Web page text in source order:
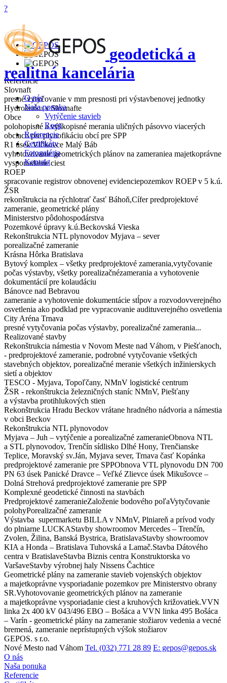
?
geodetická a
realitná kancelária
O nás
Naša ponuka
Vytýčenie stavieb
Roep
Referencie
Certifikáty
Fotogaléria
Kontakt
Referencie
Slovnaft
presné vytyčovanie v mm presnosti pri výstavbenovej jednotky
Hydrokraku v Slovnafte
Obce
polohopisné a výškopisné merania uličných pásovvo viacerých
obciach pre plynofikáciu obcí pre SPP
R1 úsek Vlčkovce Malý Báb
vyhotovovanie geometrických plánov na zameraniea majetkoprávne
vysporiadanie ciest
ROEP
spracovanie registrov obnovenej evidenciepozemkov ROEP v 5 k.ú.
ŽSR
rekonštrukcia na rýchlotrať časť Báhoň,Cífer predprojektové
zameranie, geometrické plány
Ministerstvo pôdohospodárstva
Pozemkové úpravy k.ú.Beckovská Vieska
Rekonštrukcia NTL plynovodov Myjava – sever
porealizačné zameranie
Krásna Hôrka Bratislava
Bytový komplex – všetky predprojektové zamerania,vytyčovanie
počas výstavby, všetky porealizačnézamerania a vyhotovenie
dokumentácií pre kolaudáciu
Bánovce nad Bebravou
zameranie a vyhotovenie dokumentácie stĺpov a rozvodovverejného
osvetlenia ako podklad pre vypracovanie audituverejného osvetlenia
City Aréna Trnava
presné vytyčovania počas výstavby, porealizačné zamerania...
Realizované stavby
Rekonštrukcia námestia v Novom Meste nad Váhom, v Piešťanoch,
- predprojektové zameranie, podrobné vytyčovanie všetkých
stavebných objektov, porealizačné meranie všetkých inžinierskych
sietí a objektov
TESCO - Myjava, Topoľčany, NMnV logistické centrum
ŽSR - rekonštrukcia železničných staníc NMnV, Piešťany
a výstavba protihlukových stien
Rekonštrukcia Hradu Beckov vrátane hradného nádvoria a námestia
v obci Beckov
Rekonštrukcia NTL plynovodov
Myjava – Juh – vytýčenie a porealizačné zameranieObnova NTL
a STL plynovodov, Trenčín sídlisko Dlhé Hony, Trenčianske
Teplice, Moravský sv.Ján, Myjava sever, Trnava časť Kopánka
predprojektové zameranie pre SPPObnova VTL plynovodu DN 700
PN 63 úsek Panické Dravce – Veľké Zlievce úsek Mikušovce –
Dolná Strehová predprojektové zameranie pre SPP
Komplexné geodetické činnosti na stavbách
Predprojektové zameranieZaloženie bodového poľaVytyčovanie
polohyPorealizačné zameranie
Výstavba supermarketu BILLA v NMnV, Plniareň a prívod vody
do plniarne LUCKAStavby showroomov Mercedes – Trenčín,
Zvolen, Žilina, Banská Bystrica, BratislavaStavby showroomov
KIA a Honda – Bratislava Tuhovská a Lamač.Stavba Dátového
centra v BratislaveStavba Biznis centra Konstruktorska vo
VaršaveStavby výrobnej haly Nissens Čachtice
Geometrické plány na zameranie stavieb vojenských objektov
a majetkoprávne vysporiadanie pozemkov pre Ministerstvo obrany
SR.Vyhotovovanie geometrických plánov na zameranie
a majetkoprávne vysporiadanie ciest a kruhových križovatiek.VVN
linka 2x 400 kV 043/496 EBO – Bošáca a VVN linka 495 Bošáca
– Varín - geometrické plány na zameranie stožiarov vedenia a vecné
bremená, zameranie neprístupných výšok stožiarov
GEPOS. s r.o.
Nové Mesto nad Váhom Tel. (032) 771 28 89 E: gepos@gepos.sk
O nás
Naša ponuka
Referencie